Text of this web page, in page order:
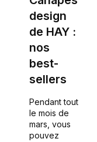
design
de HAY :
nos
best-
sellers
Pendant tout
le mois de
mars, vous
pouvez